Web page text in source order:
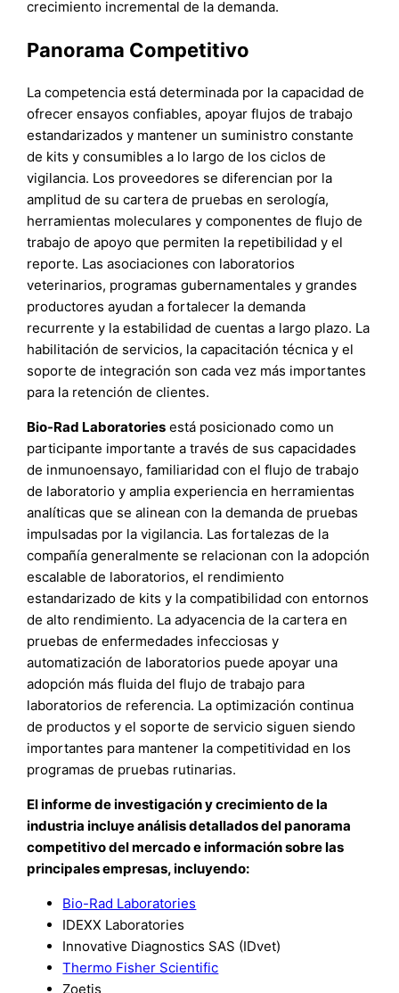
crecimiento incremental de la demanda.
Panorama Competitivo
La competencia está determinada por la capacidad de
ofrecer ensayos confiables, apoyar flujos de trabajo
estandarizados y mantener un suministro constante
de kits y consumibles a lo largo de los ciclos de
vigilancia. Los proveedores se diferencian por la
amplitud de su cartera de pruebas en serología,
herramientas moleculares y componentes de flujo de
trabajo de apoyo que permiten la repetibilidad y el
reporte. Las asociaciones con laboratorios
veterinarios, programas gubernamentales y grandes
productores ayudan a fortalecer la demanda
recurrente y la estabilidad de cuentas a largo plazo. La
habilitación de servicios, la capacitación técnica y el
soporte de integración son cada vez más importantes
para la retención de clientes.
Bio-Rad Laboratories está posicionado como un
participante importante a través de sus capacidades
de inmunoensayo, familiaridad con el flujo de trabajo
de laboratorio y amplia experiencia en herramientas
analíticas que se alinean con la demanda de pruebas
impulsadas por la vigilancia. Las fortalezas de la
compañía generalmente se relacionan con la adopción
escalable de laboratorios, el rendimiento
estandarizado de kits y la compatibilidad con entornos
de alto rendimiento. La adyacencia de la cartera en
pruebas de enfermedades infecciosas y
automatización de laboratorios puede apoyar una
adopción más fluida del flujo de trabajo para
laboratorios de referencia. La optimización continua
de productos y el soporte de servicio siguen siendo
importantes para mantener la competitividad en los
programas de pruebas rutinarias.
El informe de investigación y crecimiento de la
industria incluye análisis detallados del panorama
competitivo del mercado e información sobre las
principales empresas, incluyendo:
Bio-Rad Laboratories
IDEXX Laboratories
Innovative Diagnostics SAS (IDvet)
Thermo Fisher Scientific
Zoetis